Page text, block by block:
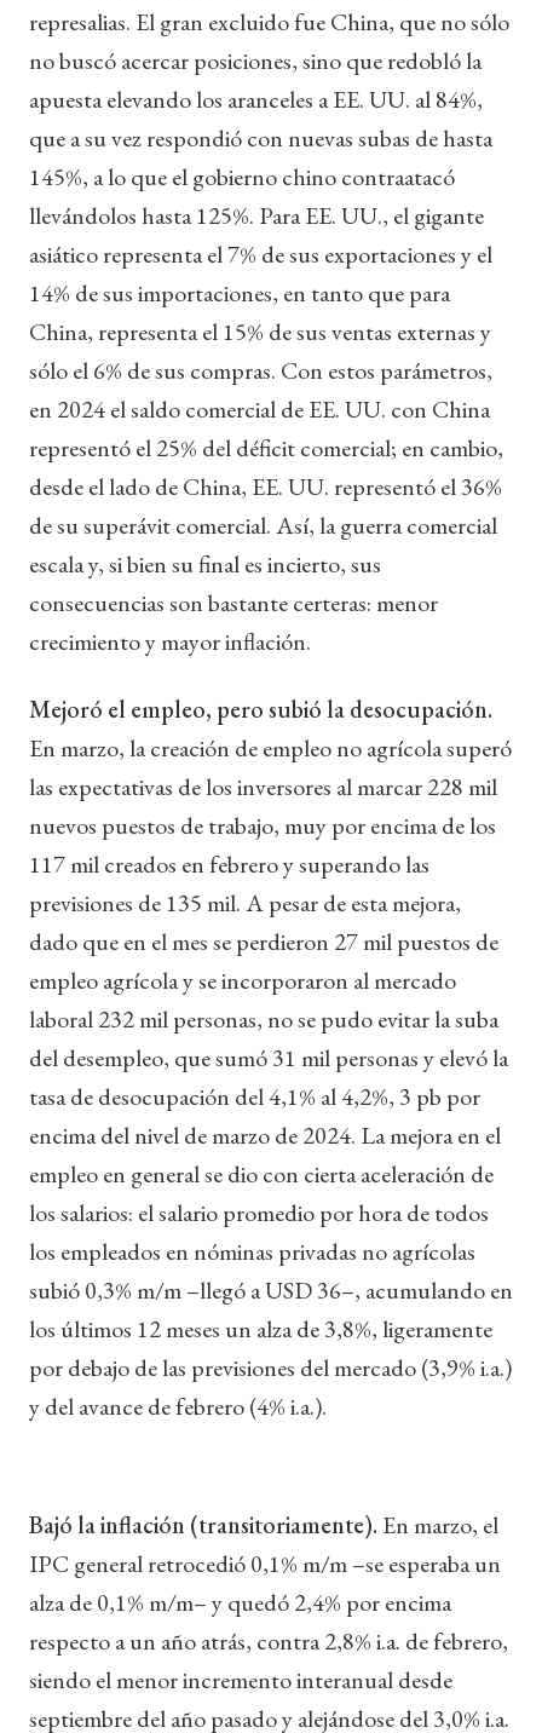
represalias. El gran excluido fue China, que no sólo
no buscó acercar posiciones, sino que redobló la
apuesta elevando los aranceles a EE. UU. al 84%,
que a su vez respondió con nuevas subas de hasta
145%, a lo que el gobierno chino contraatacó
llevándolos hasta 125%. Para EE. UU., el gigante
asiático representa el 7% de sus exportaciones y el
14% de sus importaciones, en tanto que para
China, representa el 15% de sus ventas externas y
sólo el 6% de sus compras. Con estos parámetros,
en 2024 el saldo comercial de EE. UU. con China
representó el 25% del déficit comercial; en cambio,
desde el lado de China, EE. UU. representó el 36%
de su superávit comercial. Así, la guerra comercial
escala y, si bien su final es incierto, sus
consecuencias son bastante certeras: menor
crecimiento y mayor inflación.
Mejoró el empleo, pero subió la desocupación.
En marzo, la creación de empleo no agrícola superó
las expectativas de los inversores al marcar 228 mil
nuevos puestos de trabajo, muy por encima de los
117 mil creados en febrero y superando las
previsiones de 135 mil. A pesar de esta mejora,
dado que en el mes se perdieron 27 mil puestos de
empleo agrícola y se incorporaron al mercado
laboral 232 mil personas, no se pudo evitar la suba
del desempleo, que sumó 31 mil personas y elevó la
tasa de desocupación del 4,1% al 4,2%, 3 pb por
encima del nivel de marzo de 2024. La mejora en el
empleo en general se dio con cierta aceleración de
los salarios: el salario promedio por hora de todos
los empleados en nóminas privadas no agrícolas
subió 0,3% m/m –llegó a USD 36–, acumulando en
los últimos 12 meses un alza de 3,8%, ligeramente
por debajo de las previsiones del mercado (3,9% i.a.)
y del avance de febrero (4% i.a.).
Bajó la inflación (transitoriamente). En marzo, el
IPC general retrocedió 0,1% m/m –se esperaba un
alza de 0,1% m/m– y quedó 2,4% por encima
respecto a un año atrás, contra 2,8% i.a. de febrero,
siendo el menor incremento interanual desde
septiembre del año pasado y alejándose del 3,0% i.a.